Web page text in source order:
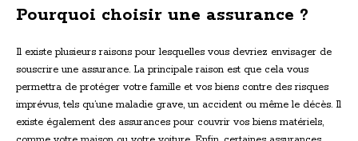
Pourquoi choisir une assurance ?
Il existe plusieurs raisons pour lesquelles vous devriez envisager de
souscrire une assurance. La principale raison est que cela vous
permettra de protéger votre famille et vos biens contre des risques
imprévus, tels qu’une maladie grave, un accident ou même le décès. Il
existe également des assurances pour couvrir vos biens matériels,